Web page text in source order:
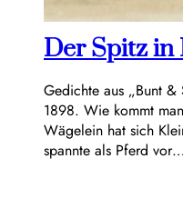
Der Spitz in
Gedichte aus „Bunt
1898. Wie kommt
Wägelein hat sich
spannte als Pferd vor…